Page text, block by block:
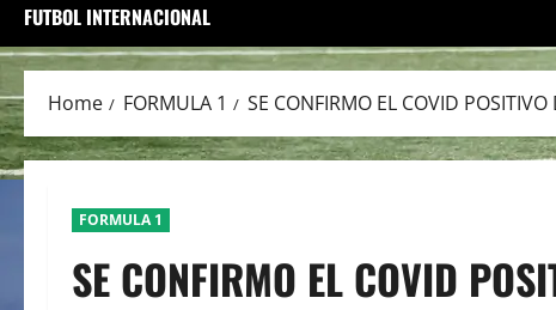
FUTBOL INTERNACIONAL
Home FORMULA 1 SE CONFIRMO EL COVID
FORMULA 1
SE CONFIRMO EL COVID